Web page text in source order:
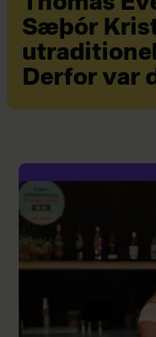
Sæþór
Derfor var